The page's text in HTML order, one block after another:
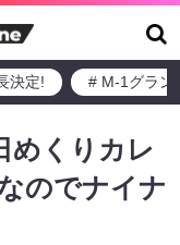
決定! # M-1グラン
めくりカレ
のでナイナ